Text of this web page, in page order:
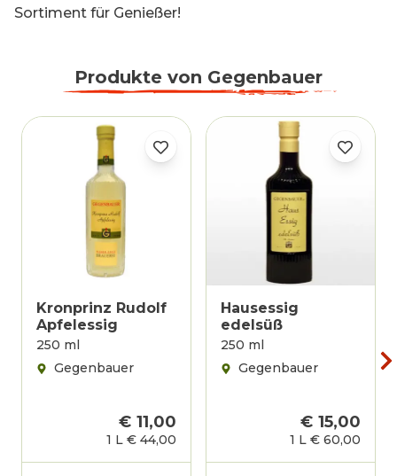
Sortiment für Genießer!
Produkte von Gegenbauer
Kronprinz Rudolf
Apfelessig
250 ml
Gegenbauer
€ 11,00
1 L € 44,00
Hausessig
edelsüß
250 ml
Gegenbauer
€ 15,00
1 L € 60,00